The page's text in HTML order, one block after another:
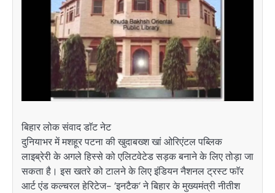
बिहार लोक संवाद डाॅट नेट
दुनियाभर में मशहूर पटना की खुदाबख्श खां ओरिएंटल पब्लिक
लाइब्रेरी के अगले हिस्से को एलिटवेटेड सड़क बनाने के लिए तोड़ा जा
सकता है। इस खतरे को टालने के लिए इंडियन नैशनल ट्रस्ट फाॅर
आर्ट एंड कल्चरल हेरिटेज- ’इनटैक’ ने बिहार के मुख्यमंत्री नीतीश